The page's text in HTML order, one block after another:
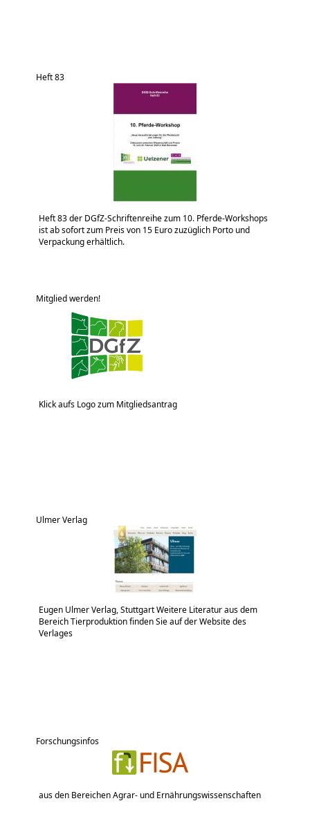
Heft 83
Heft 83 der DGfZ-Schriftenreihe zum 10. Pferde-Workshops
ist ab sofort zum Preis von 15 Euro zuzüglich Porto und
Verpackung erhältlich.
Mitglied werden!
Klick aufs Logo zum Mitgliedsantrag
Ulmer Verlag
Eugen Ulmer Verlag, Stuttgart Weitere Literatur aus dem
Bereich Tierproduktion finden Sie auf der Website des
Verlages
Forschungsinfos
aus den Bereichen Agrar- und Ernährungswissenschaften